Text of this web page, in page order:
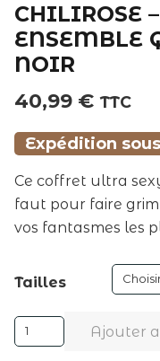
CHILIROSE
ENSEMBLE
NOIR
40,99 € TTC
Expédition
Ce coffret ultra
faut pour faire
vos fantasmes les
Tailles
quantité
de
Ajouter